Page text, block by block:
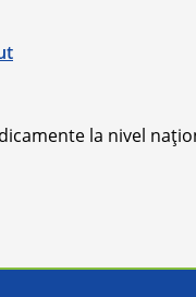
la nivel